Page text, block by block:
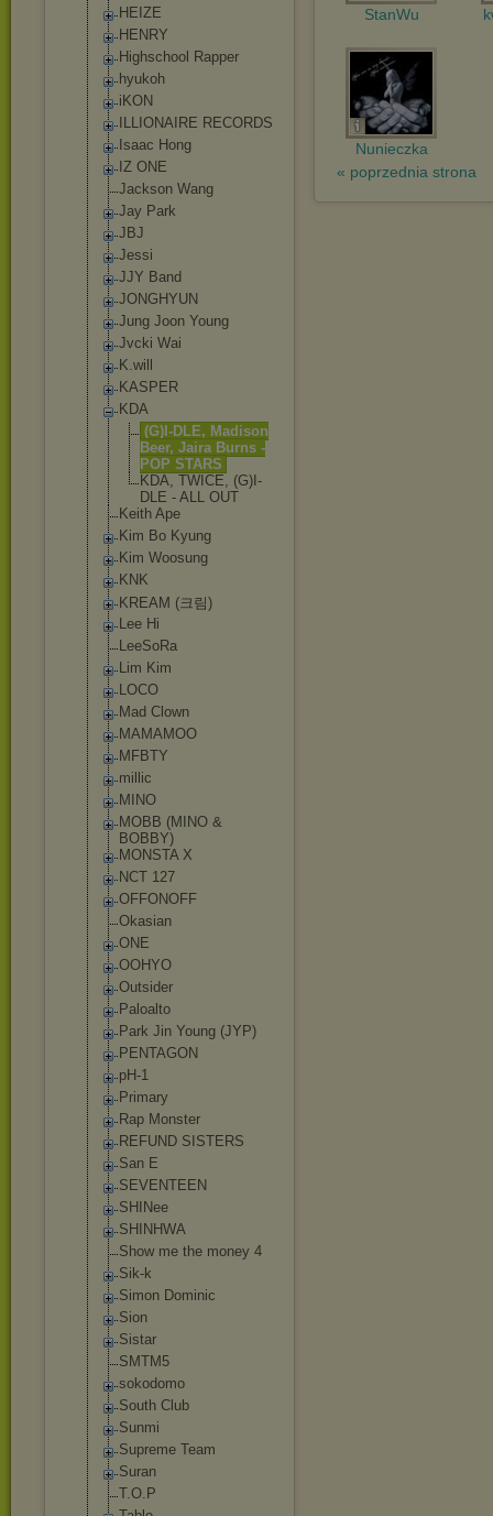
HEIZE
HENRY
Highschool Rapper
hyukoh
iKON
ILLIONAIRE RECORDS
Isaac Hong
IZ ONE
Jackson Wang
Jay Park
JBJ
Jessi
JJY Band
JONGHYUN
Jung Joon Young
Jvcki Wai
K.will
KASPER
KDA
(G)I-DLE, Madison
Beer, Jaira Burns -
POP STARS
KDA, TWICE, (G)I-
DLE - ALL OUT
Keith Ape
Kim Bo Kyung
Kim Woosung
KNK
KREAM (크림)
Lee Hi
LeeSoRa
Lim Kim
LOCO
Mad Clown
MAMAMOO
MFBTY
millic
MINO
MOBB (MINO &
BOBBY)
MONSTA X
NCT 127
OFFONOFF
Okasian
ONE
OOHYO
Outsider
Paloalto
Park Jin Young (JYP)
PENTAGON
pH-1
Primary
Rap Monster
REFUND SISTERS
San E
SEVENTEEN
SHINee
SHINHWA
Show me the money 4
Sik-k
Simon Dominic
Sion
Sistar
SMTM5
sokodomo
South Club
Sunmi
Supreme Team
Suran
T.O.P
StanWu
Nunieczka
« poprzednia strona